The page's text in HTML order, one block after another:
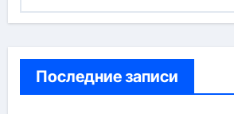
Последние записи